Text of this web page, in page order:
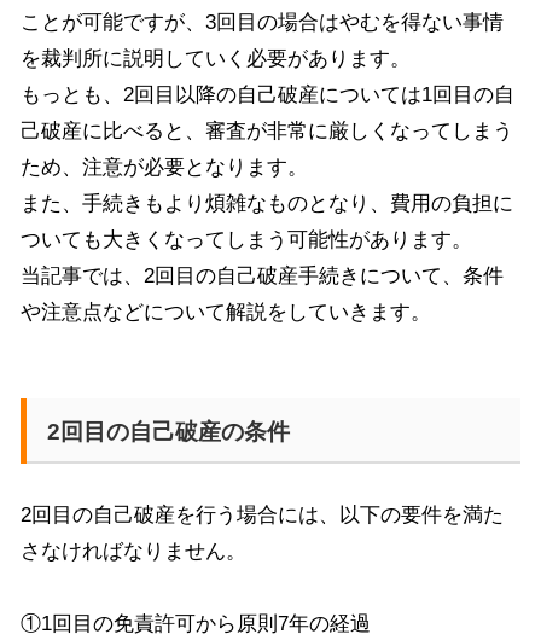
ことが可能ですが、 3回目の場合はやむを得ない事情
を裁判所に説明していく必要があります。
もっとも、 2回目以降の自己破産については1回目の自
己破産に比べると、審査が非常に厳しくなってしまう
ため、注意が必要となります。
また、手続きもより煩雑なものとなり、費用の負担に
ついても大きくなってしまう可能性があります。
当記事では、 2回目の自己破産手続きについて、条件
や注意点などについて解説をしていきます。
2回目の自己破産の条件
2回目の自己破産を行う場合には、以下の要件を満た
さなければなりません。
①1回目の免責許可から原則 7年の経過